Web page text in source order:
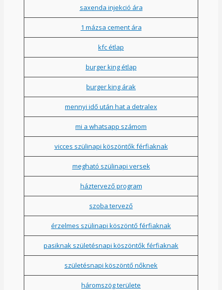
saxenda injekció ára
1 mázsa cement ára
kfc étlap
burger king étlap
burger king árak
mennyi idő után hat a detralex
mi a whatsapp számom
vicces szülinapi köszöntők férfiaknak
megható szülinapi versek
háztervező program
szoba tervező
érzelmes szülinapi köszöntő férfiaknak
pasiknak születésnapi köszöntők férfiaknak
születésnapi köszöntő nőknek
háromszög területe